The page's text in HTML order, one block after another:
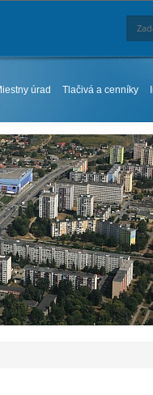
úrad Tlačivá a cenníky